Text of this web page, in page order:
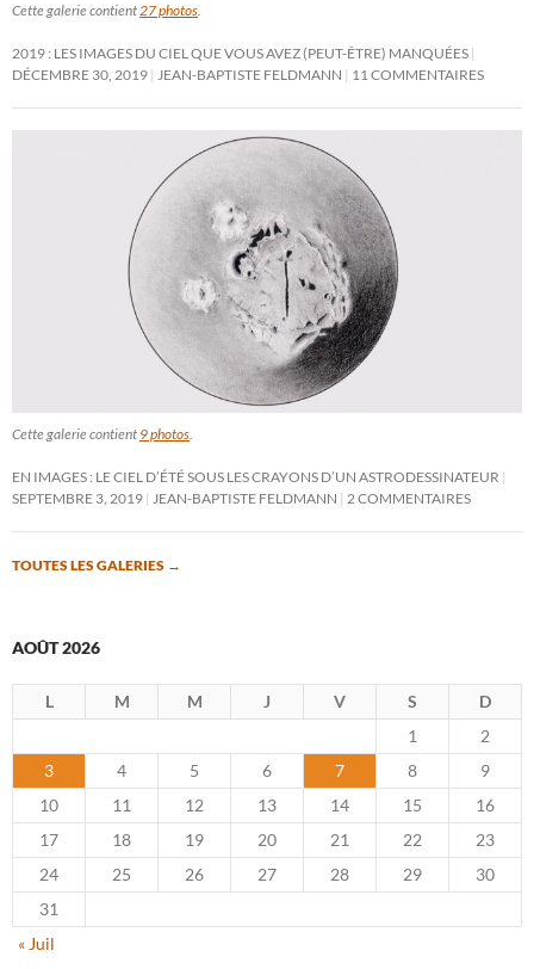
Cette galerie contient27 photos.
2019 : LES IMAGES DU CIEL QUE VOUS AVEZ (PEUT-ÊTRE) MANQUÉES
DÉCEMBRE 30, 2019 JEAN-BAPTISTE FELDMANN 11 COMMENTAIRES
Cette galerie contient 9 photos.
EN IMAGES : LE CIEL D’ÉTÉ SOUS LES CRAYONS D’UN ASTRODESSINATEUR
SEPTEMBRE 3, 2019 JEAN-BAPTISTE FELDMANN 2 COMMENTAIRES
TOUTES LES GALERIES →
AOÛT 2026
L M M J V S
D
1
2
3
4 5 6 7 8
9
10
11 12 13 14 15
16
17
18 19 20 21 22
23
24
25 26 27 28 29
30
31
« Juil